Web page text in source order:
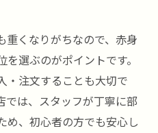
重くなりがちなので、赤身
選ぶのがポイントです。
・注文することも大切で
では、スタッフが丁寧に部
め、初心者の方でも安心し